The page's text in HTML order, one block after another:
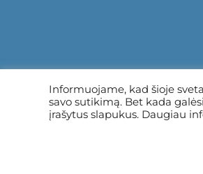
Informuojame, kad šioje
savo sutikimą. Bet kada
įrašytus slapukus. Daugiau